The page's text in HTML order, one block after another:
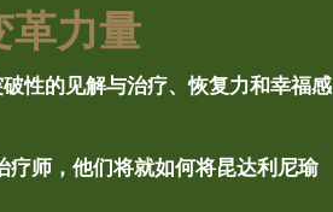
革力量
性的见解与治疗、恢复力和幸福感
师，他们将就如何将昆达利尼瑜